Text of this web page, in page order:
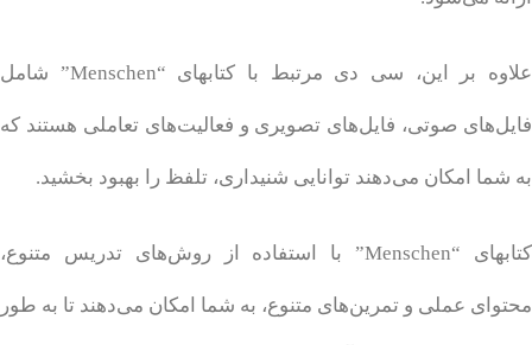
علاوه بر این، سی دی مرتبط با کتابهای “Menschen” شامل
فایل‌های صوتی، فایل‌های تصویری و فعالیت‌های تعاملی هستند که
به شما امکان می‌دهند توانایی شنیداری، تلفظ را بهبود بخشید.
کتابهای “Menschen” با استفاده از روش‌های تدریس متنوع،
محتوای عملی و تمرین‌های متنوع، به شما امکان می‌دهند تا به طور